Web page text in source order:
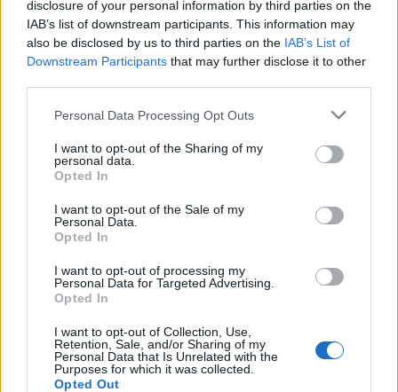
disclosure of your personal information by third parties on the
IAB’s list of downstream participants. This information may
also be disclosed by us to third parties on the IAB’s List of
Downstream Participants that may further disclose it to other
Personal Data Processing Opt Outs
I want to opt-out of the Sharing of my
personal data.
Opted In
I want to opt-out of the Sale of my
Personal Data.
Opted In
I want to opt-out of processing my
Personal Data for Targeted Advertising.
Opted In
I want to opt-out of Collection, Use,
Retention, Sale, and/or Sharing of my
Personal Data that Is Unrelated with the
Purposes for which it was collected.
Opted Out
αρμόδιες ελεγκτικές αρχές σε μία Συμμαχία για
την Προστασία των Μαθητών.
Εμείς σαν Κέντρο Πρόληψης θα συμπληρώνουμε
την ημέρα αυτή κατά του καπνίσματος και Κατά
της Παράνομης διάθεσης Αλκοόλ σε Ανηλίκους...
Έτσι για υπενθύμιση...
Λάζαρος Σιάντσης
Επιστημονικά Υπ. Κέντρου Πρόληψης «Όραμα»